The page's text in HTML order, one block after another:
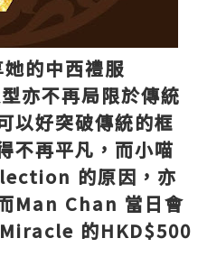
的中西禮服
亦不再局限於傳統
以好突破傳統的框
不再平凡，而小喵
的原因，亦
Man Chan 當日會
的HKD$500